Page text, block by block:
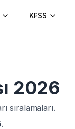
KPSS
2026
sıralamaları.